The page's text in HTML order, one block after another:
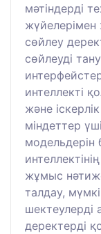
мәтіндерді
сөйлеу
сөйлеуді
интеллекті
және
міндеттер
модельдерін
жұмыс
талдау,
деректерді